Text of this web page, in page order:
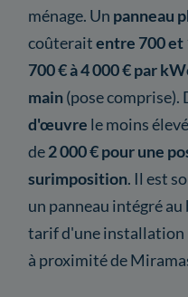
ménage. Un panneau
coûteraitentre 700 et
700 € à 4 000 € par
main(pose comprise).
d'œuvre le moins
de2 000 € pour une
surimposition. Il est
un panneau intégré
tarif d'une
à proximité de